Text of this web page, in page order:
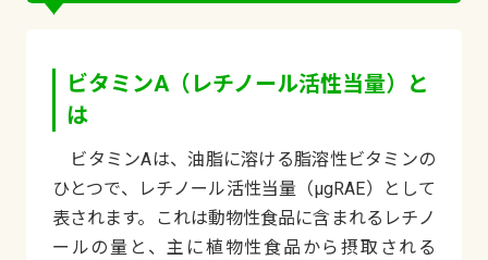
ビタミンA（レチノール活性当量）と
は
ビタミンAは、油脂に溶ける脂溶性ビタミンの
ひとつで、レチノール活性当量（μgRAE）として
表されます。これは動物性食品に含まれるレチノ
ールの量と、主に植物性食品から摂取される